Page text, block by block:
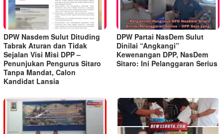
DPW Nasdem Sulut Dituding
Tabrak Aturan dan Tidak
Sejalan Visi Misi DPP –
Penunjukan Pengurus Sitaro
Tanpa Mandat, Calon
Kandidat Lansia
DPW Partai NasDem Sulut
Dinilai “Angkangi”
Kewenangan DPP, NasDem
Sitaro: Ini Pelanggaran Serius